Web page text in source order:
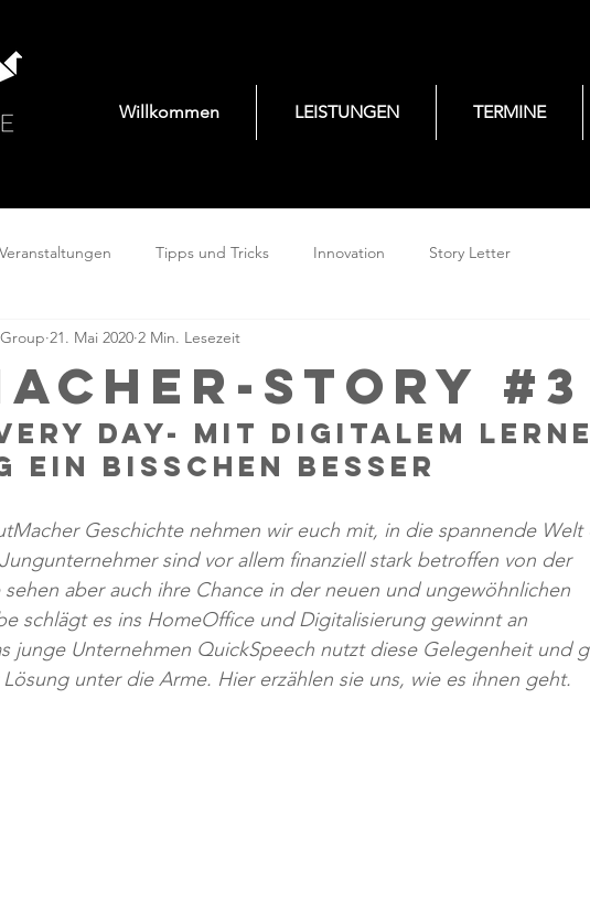
Willkommen LEISTUNGEN TERMINE
Veranstaltungen Tipps und Tricks Innovation Story Letter
Story #3
21. Mai 2020 2 Min. Lesezeit
Day- Mit digitalem
ein bisschen besser
Geschichte nehmen wir euch mit, in die spannende
sind vor allem finanziell stark betroffen von der
aber auch ihre Chance in der neuen und ungewöhnlichen
schlägt es ins HomeOffice und Digitalisierung gewinnt an
junge Unternehmen QuickSpeech nutzt diese Gelegenheit und
unter die Arme. Hier erzählen sie uns, wie es ihnen geht.